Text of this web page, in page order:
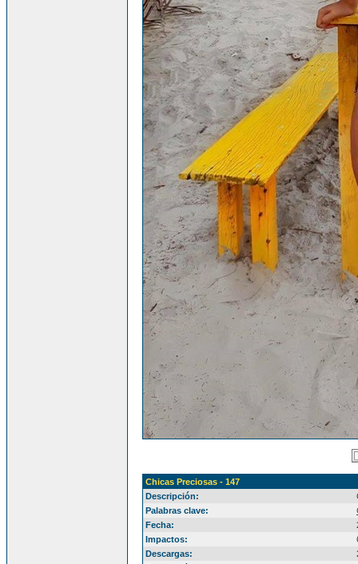
Chicas Preciosas - 147
Descripción:
Palabras clave:
Fecha:
Impactos:
Descargas: